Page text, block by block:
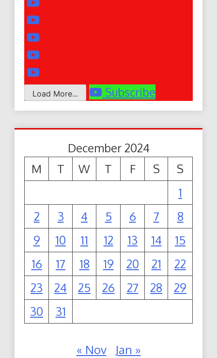
Load More... Subscribe
December 2024
M
T W T F S
S
1
2
3 4 5 6 7
8
9
10 11 12 13 14
15
16
17 18 19 20 21
22
23
24 25 26 27 28
29
30
31
« Nov Jan »